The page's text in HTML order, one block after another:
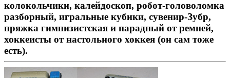
колокольчики, калейдоскоп, робот-головоломка
разборный, игральные кубики, сувенир-Зубр,
пряжка гимнизистская и парадный от ремней,
хоккеисты от настольного хоккея (он сам тоже
есть).